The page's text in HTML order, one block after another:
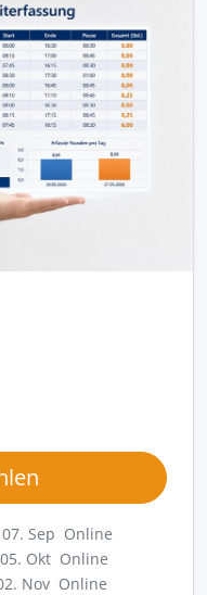
07. Sep Online
05. Okt Online
Nov Online